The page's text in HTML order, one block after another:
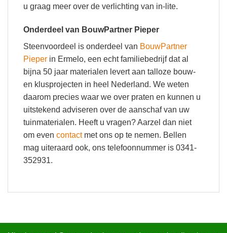
u graag meer over de verlichting van in-lite.
Onderdeel van BouwPartner Pieper
Steenvoordeel is onderdeel van BouwPartner
Pieper in Ermelo, een echt familiebedrijf dat al
bijna 50 jaar materialen levert aan talloze bouw-
en klusprojecten in heel Nederland. We weten
daarom precies waar we over praten en kunnen u
uitstekend adviseren over de aanschaf van uw
tuinmaterialen. Heeft u vragen? Aarzel dan niet
om even contactmet ons op te nemen. Bellen
mag uiteraard ook, ons telefoonnummer is 0341-
352931.